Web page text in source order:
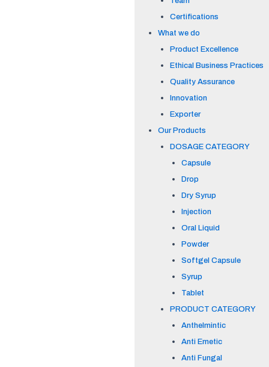
Certifications
What we do
Product Excellence
Ethical Business Practices
Quality Assurance
Innovation
Exporter
Our Products
DOSAGE CATEGORY
Capsule
Drop
Dry Syrup
Injection
Oral Liquid
Powder
Softgel Capsule
Syrup
Tablet
PRODUCT CATEGORY
Anthelmintic
Anti Emetic
Anti Fungal